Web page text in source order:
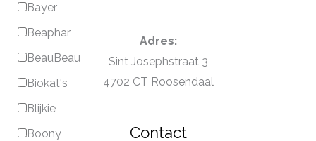
Bayer
Beaphar
BeauBeau
Biokat's
Blijkie
Boony
Adres:
Sint Josephstraat 3
4702 CT Roosendaal
Contact